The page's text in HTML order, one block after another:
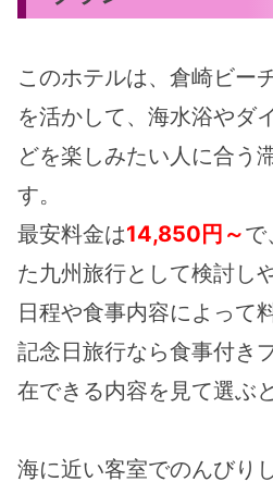
このホテルは、倉崎ビー
を活かして、海水浴やダ
どを楽しみたい人に合う
す。
最安料金は14,850円～で
た九州旅行として検討し
日程や食事内容によって
記念日旅行なら食事付き
在できる内容を見て選ぶ
海に近い客室でのんびり